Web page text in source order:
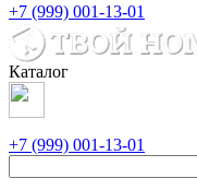
+7 (999) 001-13-01
Каталог
+7 (999) 001-13-01